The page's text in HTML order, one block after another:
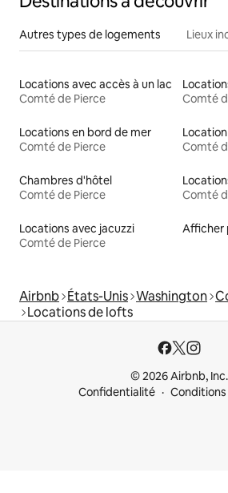
Autres types de logements Lieux
Locations avec accès à un lac
Comté de Pierce
Comté
Locations en bord de mer
Comté de Pierce
Comté
Chambres d'hôtel
Comté de Pierce
Comté
Locations avec jacuzzi
Comté de Pierce
Afficher
Airbnb États-Unis Washington
Locations de lofts
© 2026 Airbnb, Inc.
Confidentialité